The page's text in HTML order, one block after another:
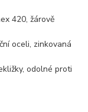
420, žárově
oceli, zinkovaná
odolné proti